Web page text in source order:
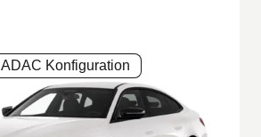
ADAC Konfiguration